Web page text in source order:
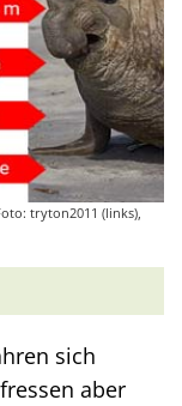
tryton2011 (links),
sich
aber